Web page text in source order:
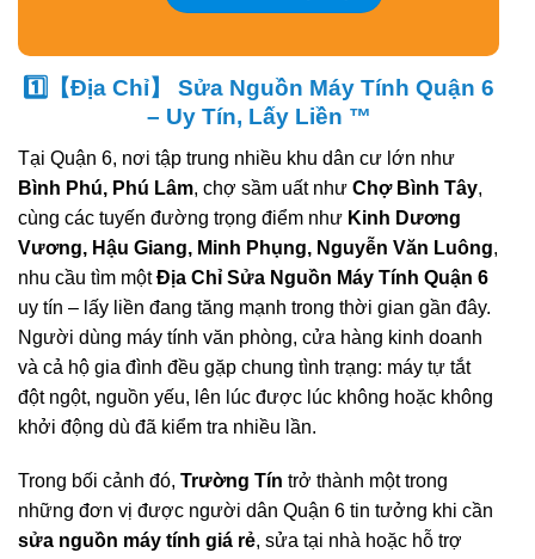
1️⃣【Địa Chỉ】 Sửa Nguồn Máy Tính Quận 6
– Uy Tín, Lấy Liền ™
Tại Quận 6, nơi tập trung nhiều khu dân cư lớn như
Bình Phú, Phú Lâm, chợ sầm uất như Chợ Bình Tây,
cùng các tuyến đường trọng điểm như Kinh Dương
Vương, Hậu Giang, Minh Phụng, Nguyễn Văn Luông,
nhu cầu tìm mộtĐịa Chỉ Sửa Nguồn Máy Tính Quận 6
uy tín – lấy liền đang tăng mạnh trong thời gian gần đây.
Người dùng máy tính văn phòng, cửa hàng kinh doanh
và cả hộ gia đình đều gặp chung tình trạng: máy tự tắt
đột ngột, nguồn yếu, lên lúc được lúc không hoặc không
khởi động dù đã kiểm tra nhiều lần.
Trong bối cảnh đó, Trường Tín trở thành một trong
những đơn vị được người dân Quận 6 tin tưởng khi cần
sửa nguồn máy tính giá rẻ, sửa tại nhà hoặc hỗ trợ